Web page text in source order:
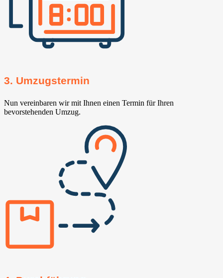
3. Umzugstermin
Nun vereinbaren wir mit Ihnen einen Termin für Ihren
bevorstehenden Umzug.